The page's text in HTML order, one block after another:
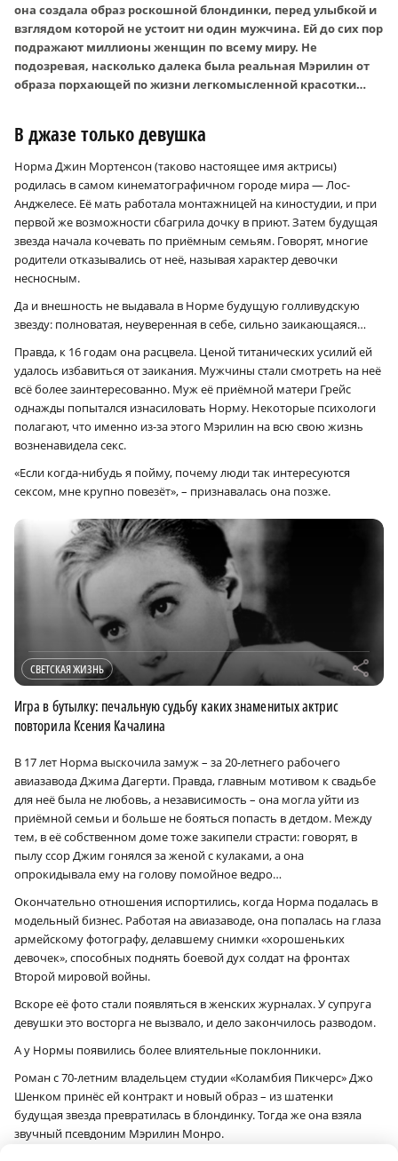
она создала образ роскошной блондинки, перед улыбкой и
взглядом которой не устоит ни один мужчина. Ей до сих пор
подражают миллионы женщин по всему миру. Не
подозревая, насколько далека была реальная Мэрилин от
образа порхающей по жизни легкомысленной красотки…
В джазе только девушка
Норма Джин Мортенсон (таково настоящее имя актрисы)
родилась в самом кинематографичном городе мира — Лос-
Анджелесе. Её мать работала монтажницей на киностудии, и при
первой же возможности сбагрила дочку в приют. Затем будущая
звезда начала кочевать по приёмным семьям. Говорят, многие
родители отказывались от неё, называя характер девочки
несносным.
Да и внешность не выдавала в Норме будущую голливудскую
звезду: полноватая, неуверенная в себе, сильно заикающаяся…
Правда, к 16 годам она расцвела. Ценой титанических усилий ей
удалось избавиться от заикания. Мужчины стали смотреть на неё
всё более заинтересованно. Муж её приёмной матери Грейс
однажды попытался изнасиловать Норму. Некоторые психологи
полагают, что именно из-за этого Мэрилин на всю свою жизнь
возненавидела секс.
«Если когда-нибудь я пойму, почему люди так интересуются
сексом, мне крупно повезёт», – признавалась она позже.
СВЕТСКАЯ ЖИЗНЬ r
Игра в бутылку: печальную судьбу каких знаменитых актрис
повторила Ксения Качалина
В 17 лет Норма выскочила замуж – за 20-летнего рабочего
авиазавода Джима Дагерти. Правда, главным мотивом к свадьбе
для неё была не любовь, а независимость – она могла уйти из
приёмной семьи и больше не бояться попасть в детдом. Между
тем, в её собственном доме тоже закипели страсти: говорят, в
пылу ссор Джим гонялся за женой с кулаками, а она
опрокидывала ему на голову помойное ведро…
Окончательно отношения испортились, когда Норма подалась в
модельный бизнес. Работая на авиазаводе, она попалась на глаза
армейскому фотографу, делавшему снимки «хорошеньких
девочек», способных поднять боевой дух солдат на фронтах
Второй мировой войны.
Вскоре её фото стали появляться в женских журналах. У супруга
девушки это восторга не вызвало, и дело закончилось разводом.
А у Нормы появились более влиятельные поклонники.
Роман с 70-летним владельцем студии «Коламбия Пикчерс» Джо
Шенком принёс ей контракт и новый образ – из шатенки
будущая звезда превратилась в блондинку. Тогда же она взяла
звучный псевдоним Мэрилин Монро.